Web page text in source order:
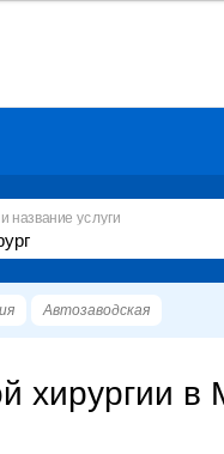
название услуги
Автозаводская
хирургии в